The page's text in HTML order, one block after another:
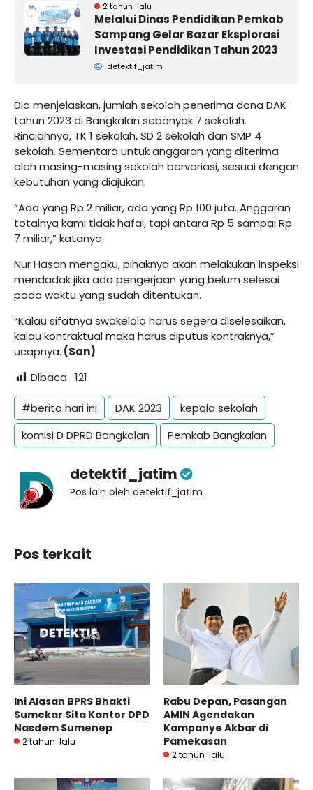
2 tahun lalu
Melalui Dinas Pendidikan Pemkab
Sampang Gelar Bazar Eksplorasi
Investasi Pendidikan Tahun 2023
detektif_jatim
Dia menjelaskan, jumlah sekolah penerima dana DAK
tahun 2023 di Bangkalan sebanyak 7 sekolah.
Rinciannya, TK 1 sekolah, SD 2 sekolah dan SMP 4
sekolah. Sementara untuk anggaran yang diterima
oleh masing-masing sekolah bervariasi, sesuai dengan
kebutuhan yang diajukan.
“Ada yang Rp 2 miliar, ada yang Rp 100 juta. Anggaran
totalnya kami tidak hafal, tapi antara Rp 5 sampai Rp
7 miliar,” katanya.
Nur Hasan mengaku, pihaknya akan melakukan inspeksi
mendadak jika ada pengerjaan yang belum selesai
pada waktu yang sudah ditentukan.
“Kalau sifatnya swakelola harus segera diselesaikan,
kalau kontraktual maka harus diputus kontraknya,”
ucapnya. (San)
Dibaca : 121
#berita hari ini DAK 2023
kepala sekolah
komisi D DPRD Bangkalan
Pemkab Bangkalan
detektif_jatim
Pos lain oleh detektif_jatim
Pos terkait
Ini Alasan BPRS Bhakti
Sumekar Sita Kantor DPD
Nasdem Sumenep
2 tahun lalu
Rabu Depan, Pasangan
AMIN Agendakan
Kampanye Akbar di
Pamekasan
2 tahun lalu